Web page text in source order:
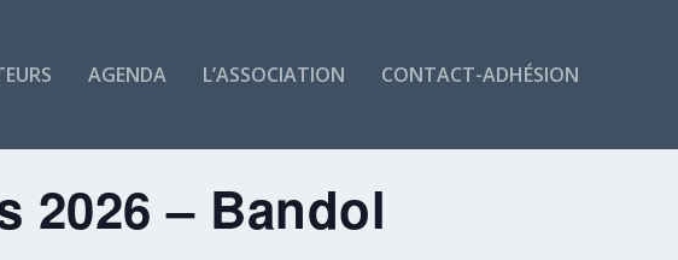
AGENDA L’ASSOCIATION CONTACT-ADHÉSION
2026 – Bandol